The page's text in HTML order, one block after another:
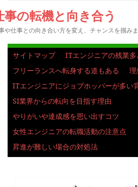
事の転機と向き合う
や仕事との向き合い方を変え、チャンスを掴み
サイトマップ
ITエンジニアの残業
フリーランスへ転身する道もある
理
ITエンジニアにジョブホッパーが多い
SI業界からの転向を目指す理由
やりがいや達成感を思い出すコツ
女性エンジニアの転職活動の注意点
昇進が難しい場合の対処法